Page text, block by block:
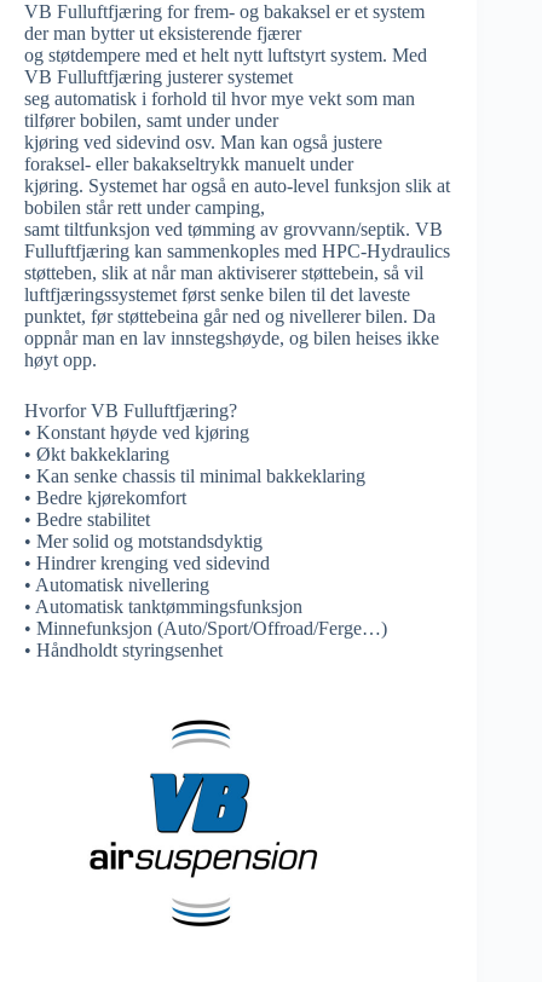
VB Fulluftfjæring for frem- og bakaksel er et system
der man bytter ut eksisterende fjærer
og støtdempere med et helt nytt luftstyrt system. Med
VB Fulluftfjæring justerer systemet
seg automatisk i forhold til hvor mye vekt som man
tilfører bobilen, samt under under
kjøring ved sidevind osv. Man kan også justere
foraksel- eller bakakseltrykk manuelt under
kjøring. Systemet har også en auto-level funksjon slik at
bobilen står rett under camping,
samt tiltfunksjon ved tømming av grovvann/septik. VB
Fulluftfjæring kan sammenkoples med HPC-Hydraulics
støtteben, slik at når man aktiviserer støttebein, så vil
luftfjæringssystemet først senke bilen til det laveste
punktet, før støttebeina går ned og nivellerer bilen. Da
oppnår man en lav innstegshøyde, og bilen heises ikke
høyt opp.
Hvorfor VB Fulluftfjæring?
• Konstant høyde ved kjøring
• Økt bakkeklaring
• Kan senke chassis til minimal bakkeklaring
• Bedre kjørekomfort
• Bedre stabilitet
• Mer solid og motstandsdyktig
• Hindrer krenging ved sidevind
• Automatisk nivellering
• Automatisk tanktømmingsfunksjon
• Minnefunksjon (Auto/Sport/Offroad/Ferge…)
• Håndholdt styringsenhet